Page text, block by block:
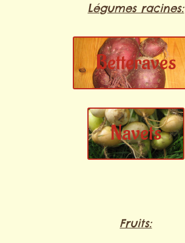
Légumes racines:
Betteraves
Navets
Fruits: